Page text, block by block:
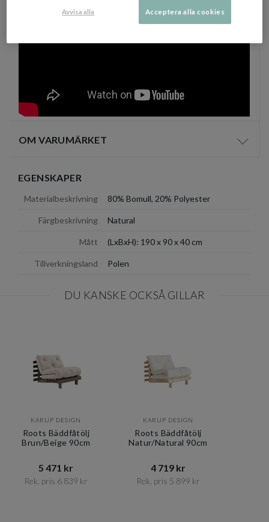
OM VARUMÄRKET Visa/
EGENSKAPER
Materialbeskrivning 80% Bomull, 20% Polyester
Färgbeskrivning Natural
Mått (LxBxH): 190 x 90 x 40 cm
Tillverkningsland Polen
DU KANSKE OCKSÅ GILLAR
KARUP DESIGN
Roots Bäddfåtölj
Brun/Beige 90cm
5 471 kr​​
Rek. pris 6 839 kr​​
KARUP DESIGN
Roots Bäddfåtölj
Natur/Natural 90cm
4 719 kr​​
Rek. pris 5 899 kr​​
Avvisa alla Acceptera alla cookies